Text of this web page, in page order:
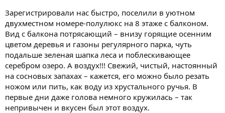
Зарегистрировали нас быстро, поселили в уютном
двухместном номере-полулюкс на 8 этаже с балконом.
Вид с балкона потрясающий – внизу горящие осенним
цветом деревья и газоны регулярного парка, чуть
подальше зеленая шапка леса и поблескивающее
серебром озеро. А воздух!!! Свежий, чистый, настоянный
на сосновых запахах – кажется, его можно было резать
ножом или пить, как воду из хрустального ручья. В
первые дни даже голова немного кружилась – так
непривычен и вкусен был этот воздух.